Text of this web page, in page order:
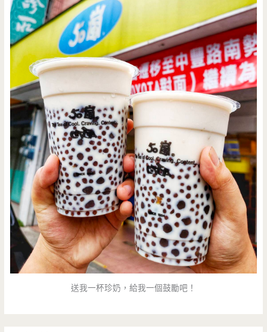
送我一杯珍奶，給我一個鼓勵吧！